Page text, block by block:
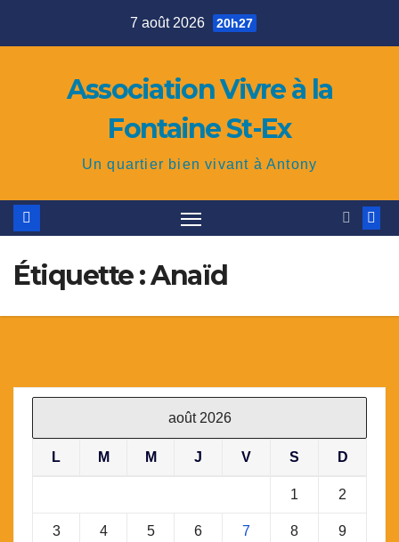
7 août 2026 20h27
Association Vivre à la
Fontaine St-Ex
Un quartier bien vivant à Antony
Étiquette : Anaïd
août 2026
L M M J V S D
1 2
3 4 5 6 7 8 9